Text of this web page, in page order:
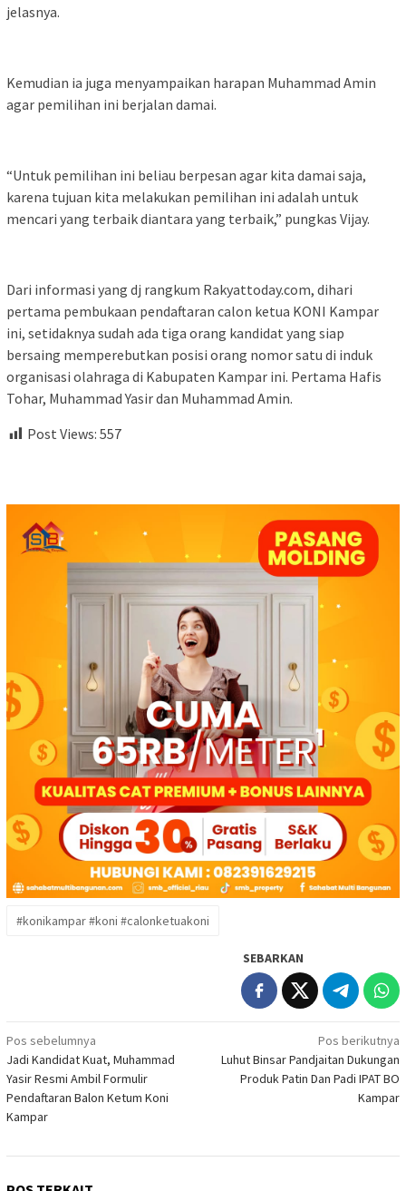
jelasnya.
Kemudian ia juga menyampaikan harapan Muhammad Amin
agar pemilihan ini berjalan damai.
“Untuk pemilihan ini beliau berpesan agar kita damai saja,
karena tujuan kita melakukan pemilihan ini adalah untuk
mencari yang terbaik diantara yang terbaik,” pungkas Vijay.
Dari informasi yang dj rangkum Rakyattoday.com, dihari
pertama pembukaan pendaftaran calon ketua KONI Kampar
ini, setidaknya sudah ada tiga orang kandidat yang siap
bersaing memperebutkan posisi orang nomor satu di induk
organisasi olahraga di Kabupaten Kampar ini. Pertama Hafis
Tohar, Muhammad Yasir dan Muhammad Amin.
Post Views: 557
#konikampar #koni #calonketuakoni
SEBARKAN
Navigasi
pos
Pos sebelumnya
Jadi Kandidat Kuat, Muhammad
Yasir Resmi Ambil Formulir
Pendaftaran Balon Ketum Koni
Kampar
Pos berikutnya
Luhut Binsar Pandjaitan Dukungan
Produk Patin Dan Padi IPAT BO
Kampar